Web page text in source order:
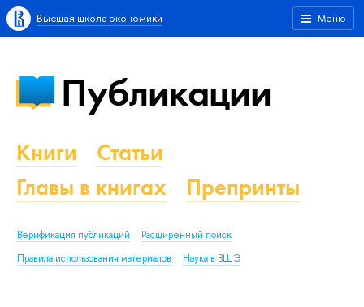
Меню
Высшая школа экономики
Публикации
Книги
Статьи
Главы в книгах
Препринты
Верификация публикаций
Расширенный поиск
Правила использования материалов
Наука в ВШЭ